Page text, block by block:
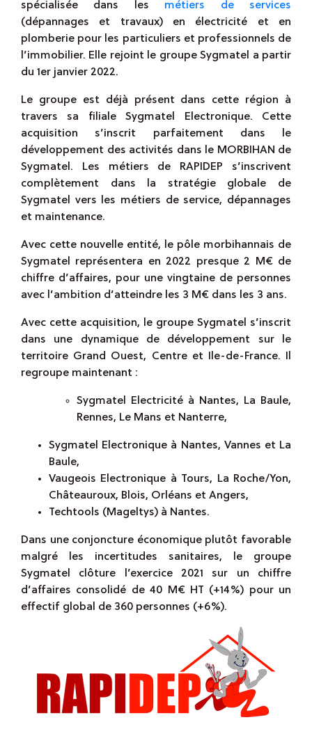
spécialisée dans les métiers de services
(dépannages et travaux) en électricité et en
plomberie pour les particuliers et professionnels de
l’immobilier. Elle rejoint le groupe Sygmatel a partir
du 1er janvier 2022.
Le groupe est déjà présent dans cette région à
travers sa filiale Sygmatel Electronique. Cette
acquisition s’inscrit parfaitement dans le
développement des activités dans le MORBIHAN de
Sygmatel. Les métiers de RAPIDEP s’inscrivent
complètement dans la stratégie globale de
Sygmatel vers les métiers de service, dépannages
et maintenance.
Avec cette nouvelle entité, le pôle morbihannais de
Sygmatel représentera en 2022 presque 2 M€ de
chiffre d’affaires, pour une vingtaine de personnes
avec l’ambition d’atteindre les 3 M€ dans les 3 ans.
Avec cette acquisition, le groupe Sygmatel s’inscrit
dans une dynamique de développement sur le
territoire Grand Ouest, Centre et Ile-de-France. Il
regroupe maintenant :
Sygmatel Electricité à Nantes, La Baule,
Rennes, Le Mans et Nanterre,
Sygmatel Electronique à Nantes, Vannes et La
Baule,
Vaugeois Electronique à Tours, La Roche/Yon,
Châteauroux, Blois, Orléans et Angers,
Techtools (Mageltys) à Nantes.
Dans une conjoncture économique plutôt favorable
malgré les incertitudes sanitaires, le groupe
Sygmatel clôture l’exercice 2021 sur un chiffre
d’affaires consolidé de 40 M€ HT (+14%) pour un
effectif global de 360 personnes (+6%).